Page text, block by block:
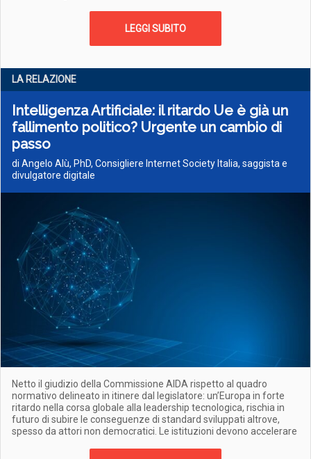
LEGGI SUBITO
LA RELAZIONE
Intelligenza Artificiale: il ritardo Ue è già un
fallimento politico? Urgente un cambio di
passo
di Angelo Alù, PhD, Consigliere Internet Society Italia, saggista e
divulgatore digitale
Netto il giudizio della Commissione AIDA rispetto al quadro
normativo delineato in itinere dal legislatore: un’Europa in forte
ritardo nella corsa globale alla leadership tecnologica, rischia in
futuro di subire le conseguenze di standard sviluppati altrove,
spesso da attori non democratici. Le istituzioni devono accelerare